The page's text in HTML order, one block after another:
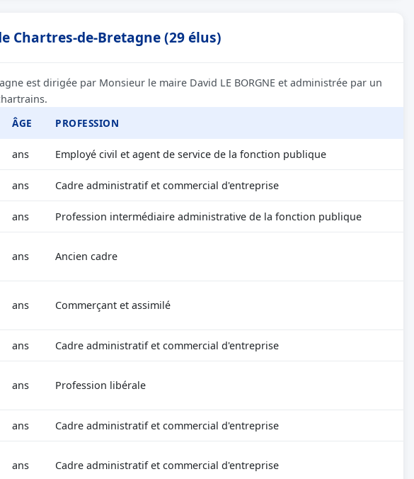
Chartres-de-Bretagne (29 élus)
est dirigée par Monsieur le maire David LE BORGNE et administrée par un
ÂGE PROFESSION
ans Employé civil et agent de service de la fonction publique
ans Cadre administratif et commercial d'entreprise
ans Profession intermédiaire administrative de la fonction publique
ans Ancien cadre
ans Commerçant et assimilé
ans Cadre administratif et commercial d'entreprise
ans Profession libérale
ans Cadre administratif et commercial d'entreprise
ans Cadre administratif et commercial d'entreprise